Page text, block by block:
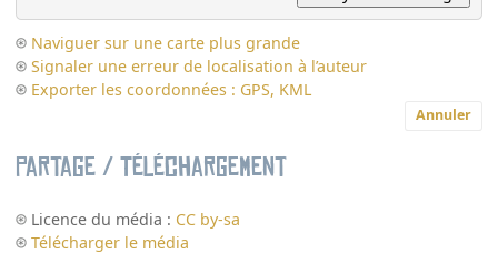
Naviguer sur une carte plus grande
Signaler une erreur de localisation à l’auteur
Exporter les coordonnées : GPS, KML
Annuler
Partage / Téléchargement
Licence du média : CC by-sa
Télécharger le média